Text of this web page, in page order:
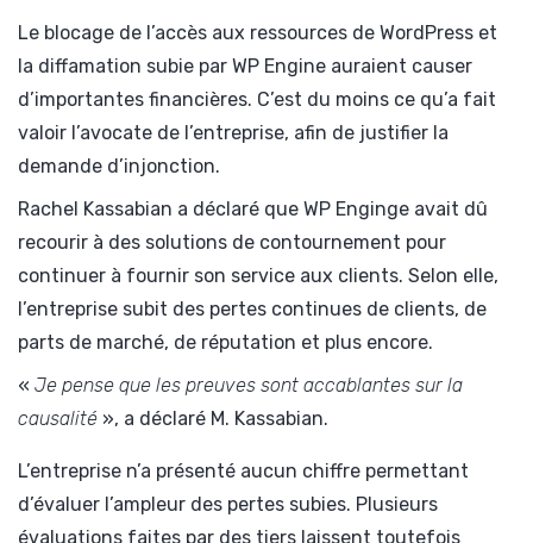
Le blocage de l’accès aux ressources de WordPress et
la diffamation subie par WP Engine auraient causer
d’importantes financières. C’est du moins ce qu’a fait
valoir l’avocate de l’entreprise, afin de justifier la
demande d’injonction.
Rachel Kassabian a déclaré que WP Enginge avait dû
recourir à des solutions de contournement pour
continuer à fournir son service aux clients. Selon elle,
l’entreprise subit des pertes continues de clients, de
parts de marché, de réputation et plus encore.
« Je pense que les preuves sont accablantes sur la
causalité », a déclaré M. Kassabian.
L’entreprise n’a présenté aucun chiffre permettant
d’évaluer l’ampleur des pertes subies. Plusieurs
évaluations faites par des tiers laissent toutefois